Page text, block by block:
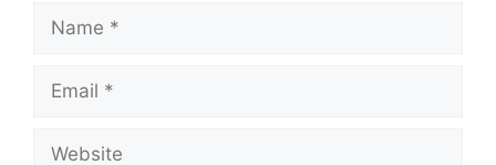
Name
Email
Website